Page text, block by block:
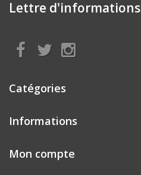
Lettre d'informations
Catégories
Informations
Mon compte